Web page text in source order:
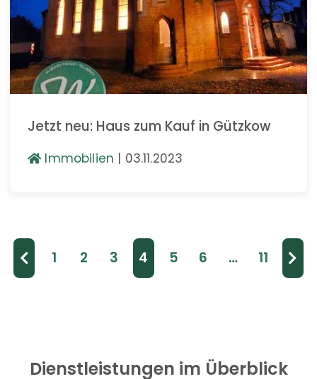
Jetzt neu: Haus zum Kauf in Gützkow
Immobilien | 03.11.2023
1 2 3 4 5 6 … 11
Dienstleistungen im Überblick